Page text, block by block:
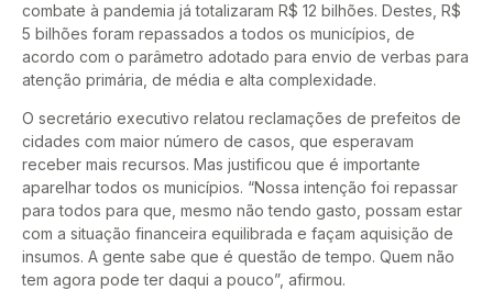
combate à pandemia já totalizaram R$ 12 bilhões. Destes, R$
5 bilhões foram repassados a todos os municípios, de
acordo com o parâmetro adotado para envio de verbas para
atenção primária, de média e alta complexidade.
O secretário executivo relatou reclamações de prefeitos de
cidades com maior número de casos, que esperavam
receber mais recursos. Mas justificou que é importante
aparelhar todos os municípios. “Nossa intenção foi repassar
para todos para que, mesmo não tendo gasto, possam estar
com a situação financeira equilibrada e façam aquisição de
insumos. A gente sabe que é questão de tempo. Quem não
tem agora pode ter daqui a pouco”, afirmou.